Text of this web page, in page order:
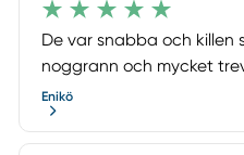
De var snabba och
noggrann och mycket
Enikö